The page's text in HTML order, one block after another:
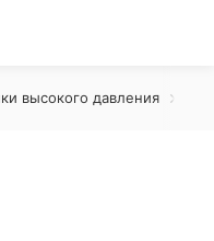
высокого давления